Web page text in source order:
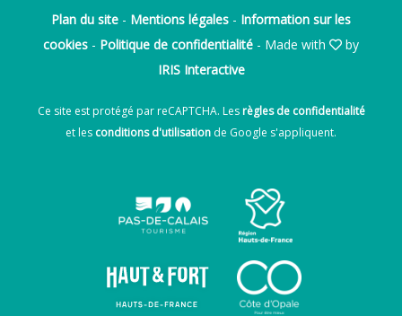
Plan du site - Mentions légales - Information sur les
cookies - Politique de confidentialité - Made with
by
IRIS Interactive
Ce site est protégé par reCAPTCHA. Lesrègles de confidentialité
et les conditions d'utilisation de Google s'appliquent.